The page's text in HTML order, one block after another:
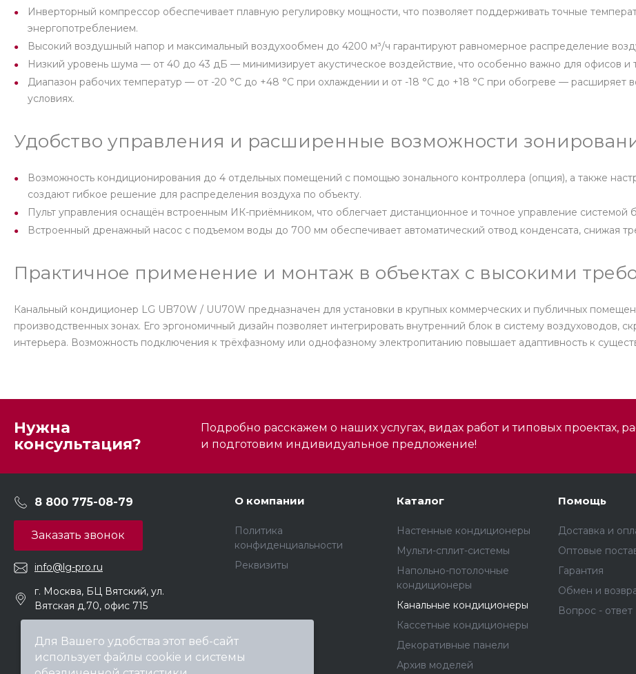
Инверторный компрессор обеспечивает плавную регулировку мощности, что позволяет поддерживать точные
энергопотреблением.
Высокий воздушный напор и максимальный воздухообмен до 4200 м³/ч гарантируют равномерное распределение
Низкий уровень шума — от 40 до 43 дБ — минимизирует акустическое воздействие, что особенно важно для офисов и
Диапазон рабочих температур — от -20 °C до +48 °C при охлаждении и от -18 °C до +18 °C при обогреве — расширяет
условиях.
Удобство управления и расширенные возможности
Возможность кондиционирования до 4 отдельных помещений с помощью зонального контроллера (опция), а также
создают гибкое решение для распределения воздуха по объекту.
Пульт управления оснащён встроенным ИК-приёмником, что облегчает дистанционное и точное управление системой
Встроенный дренажный насос с подъемом воды до 700 мм обеспечивает автоматический отвод конденсата, снижая
Практичное применение и монтаж в объектах с высокими
Канальный кондиционер LG UB70W / UU70W предназначен для установки в крупных коммерческих и публичных
производственных зонах. Его эргономичный дизайн позволяет интегрировать внутренний блок в систему воздуховодов,
интерьера. Возможность подключения к трёхфазному или однофазному электропитанию повышает адаптивность к
Нужна
консультация?
Подробно расскажем о наших услугах, видах работ и типовых проектах,
и подготовим индивидуальное предложение!
8 800 775-08-79
Заказать звонок
info@lg-pro.ru
г. Москва, БЦ Вятский, ул.
Вятская д.70, офис 715
О компании
Политика
конфиденциальности
Реквизиты
Каталог
Настенные кондиционеры
Мульти-сплит-системы
Напольно-потолочные
кондиционеры
Канальные кондиционеры
Кассетные кондиционеры
Декоративные панели
Архив моделей
Помощь
Доставка и
Оптовые
Гарантия
Обмен и
Вопрос - ответ
Для Вашего удобства этот веб-сайт
использует файлы cookie и системы